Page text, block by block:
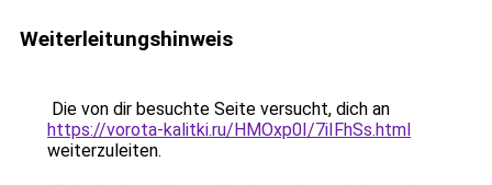
Weiterleitungshinweis
Die von dir besuchte Seite versucht, dich an
https://vorota-kalitki.ru/HMOxp0I/7iIFhSs.html
weiterzuleiten.